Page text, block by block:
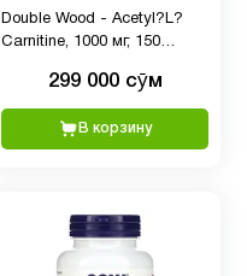
Double Wood - Acetyl?L?
Carnitine, 1000 мг, 150
299 000 сӯм
В корзину